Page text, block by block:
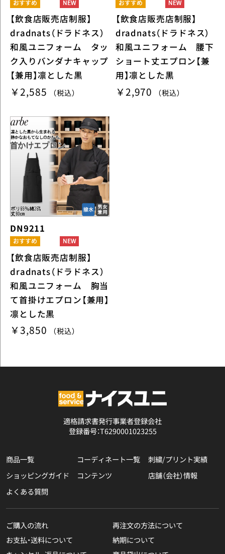
【飲食店販売店制服】
dradnats（ドラドネス）
和風ユニフォーム タッ
ク入りバンダナキャップ
【兼用】凛とした黒
￥2,585 （税込）
【飲食店販売店制服】
dradnats（ドラドネス）
和風ユニフォーム 腰下
ショート丈エプロン【兼
用】凛とした黒
￥2,970 （税込）
DN9211
【飲食店販売店制服】
dradnats（ドラドネス）
和風ユニフォーム 胸当
て首掛けエプロン【兼用】
凛とした黒
￥3,850 （税込）
適格請求書発行事業者登録会社
登録番号：T6290001023255
商品一覧 コーディネート一覧
刺繍/プリント実績
ショッピングガイド
コンテンツ
店舗（会社）情報
よくある質問
ご購入の流れ
再注文の方法について
お支払・送料について
納期について